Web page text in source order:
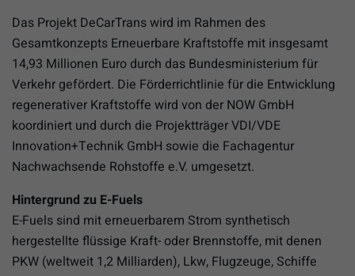
Das Projekt DeCarTrans wird im Rahmen des
Gesamtkonzepts Erneuerbare Kraftstoffe mit insgesamt
14,93 Millionen Euro durch das Bundesministerium für
Verkehr gefördert. Die Förderrichtlinie für die Entwicklung
regenerativer Kraftstoffe wird von der NOW GmbH
koordiniert und durch die Projektträger VDI/VDE
Innovation+Technik GmbH sowie die Fachagentur
Nachwachsende Rohstoffe e.V. umgesetzt.
Hintergrund zu E-Fuels
E-Fuels sind mit erneuerbarem Strom synthetisch
hergestellte flüssige Kraft- oder Brennstoffe, mit denen
PKW (weltweit 1,2 Milliarden), Lkw, Flugzeuge, Schiffe